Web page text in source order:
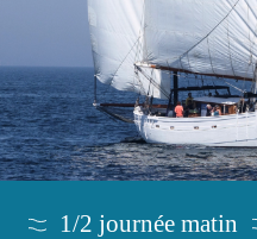
1/2 journée matin